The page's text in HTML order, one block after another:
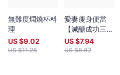
無難度燜燒杯料
理
US $9.02
US $11.28
愛妻瘦身便當
【減醣成功三部
曲】：善用氣
炸,烤箱各種
US $7.94
US $8.82